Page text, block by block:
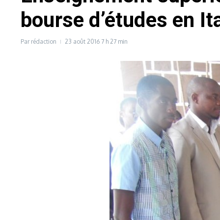
bourse d’études en
Par rédaction 23 août 2016 7 h 27 min